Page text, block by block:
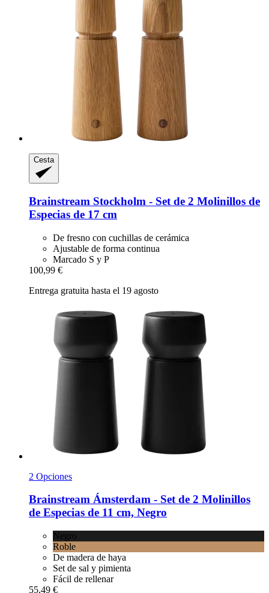
Cesta
Brainstream Stockholm -​ Set de 2 Molinillos de
Especias de 17 cm
De fresno con cuchillas de cerámica
Ajustable de forma continua
Marcado S y P
100,99 €
Entrega gratuita hasta el 19 agosto
2 Opciones
Brainstream Ámsterdam -​ Set de 2 Molinillos
de Especias de 11 cm, Negro
Negro
Roble
De madera de haya
Set de sal y pimienta
Fácil de rellenar
55,49 €